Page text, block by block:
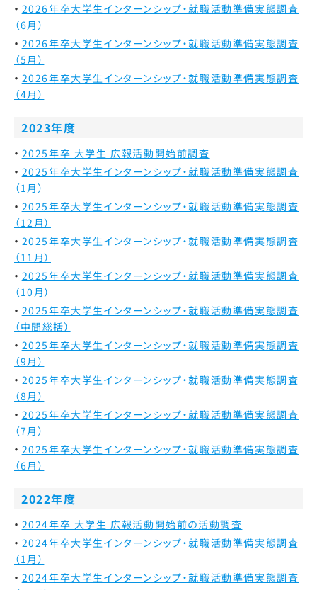
2026年卒大学生インターンシップ・就職活動準備実態調査
（6月）
2026年卒大学生インターンシップ・就職活動準備実態調査
（5月）
2026年卒大学生インターンシップ・就職活動準備実態調査
（4月）
2023年度
2025年卒 大学生 広報活動開始前調査
2025年卒大学生インターンシップ・就職活動準備実態調査
（1月）
2025年卒大学生インターンシップ・就職活動準備実態調査
（12月）
2025年卒大学生インターンシップ・就職活動準備実態調査
（11月）
2025年卒大学生インターンシップ・就職活動準備実態調査
（10月）
2025年卒大学生インターンシップ・就職活動準備実態調査
（中間総括）
2025年卒大学生インターンシップ・就職活動準備実態調査
（9月）
2025年卒大学生インターンシップ・就職活動準備実態調査
（8月）
2025年卒大学生インターンシップ・就職活動準備実態調査
（7月）
2025年卒大学生インターンシップ・就職活動準備実態調査
（6月）
2022年度
2024年卒 大学生 広報活動開始前の活動調査
2024年卒大学生インターンシップ・就職活動準備実態調査
（1月）
2024年卒大学生インターンシップ・就職活動準備実態調査